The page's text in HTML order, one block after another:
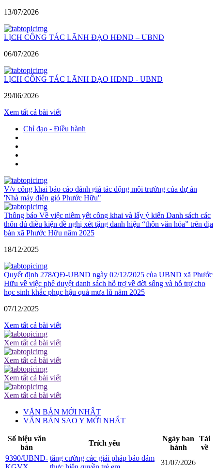
13/07/2026
LỊCH CÔNG TÁC LÃNH ĐẠO HĐND – UBND
06/07/2026
LỊCH CÔNG TÁC LÃNH ĐẠO HĐND - UBND
29/06/2026
Xem tất cả bài viết
Chỉ đạo - Điều hành
V/v công khai báo cáo đánh giá tác động môi trường của dự án
'Nhà máy điện gió Phước Hữu"
Thông báo Về việc niêm yết công khai và lấy ý kiến Danh sách các
thôn đủ điều kiện đề nghị xét tặng danh hiệu “thôn văn hóa” trên địa
bàn xã Phước Hữu năm 2025
18/12/2025
Quyết định 278/QĐ-UBND ngày 02/12/2025 của UBND xã Phước
Hữu về việc phê duyệt danh sách hỗ trợ về đời sống và hỗ trợ cho
học sinh khắc phục hậu quả mưa lũ năm 2025
07/12/2025
Xem tất cả bài viết
Xem tất cả bài viết
Xem tất cả bài viết
Xem tất cả bài viết
Xem tất cả bài viết
VĂN BẢN MỚI NHẤT
VĂN BẢN SAO Y MỚI NHẤT
Số hiệu văn
bản
Trích yếu
Ngày ban
hành
Tải
về
9390/UBND- tăng cường các giải pháp bảo đảm
31/07/2026